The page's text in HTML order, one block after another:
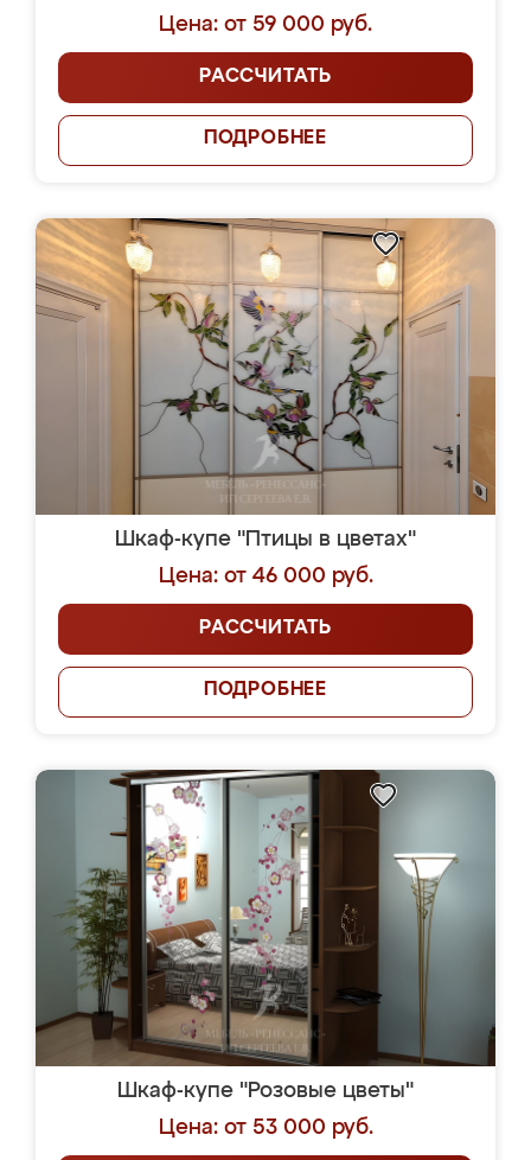
Цена: от 59 000 руб.
РАССЧИТАТЬ
ПОДРОБНЕЕ
Шкаф-купе "Птицы в цветах"
Цена: от 46 000 руб.
РАССЧИТАТЬ
ПОДРОБНЕЕ
Шкаф-купе "Розовые цветы"
Цена: от 53 000 руб.